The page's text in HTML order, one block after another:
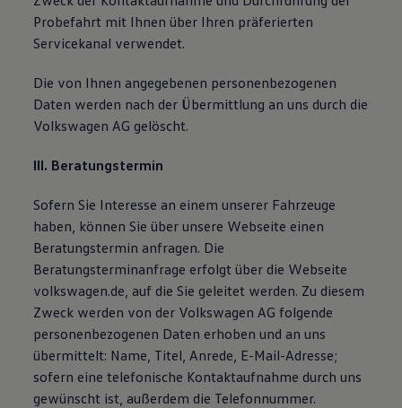
Probefahrt mit Ihnen über Ihren präferierten
Servicekanal verwendet.
Die von Ihnen angegebenen personenbezogenen
Daten werden nach der Übermittlung an uns durch die
Volkswagen AG gelöscht.
III. Beratungstermin
Sofern Sie Interesse an einem unserer Fahrzeuge
haben, können Sie über unsere Webseite einen
Beratungstermin anfragen. Die
Beratungsterminanfrage erfolgt über die Webseite
volkswagen.de, auf die Sie geleitet werden. Zu diesem
Zweck werden von der Volkswagen AG folgende
personenbezogenen Daten erhoben und an uns
übermittelt: Name, Titel, Anrede, E-Mail-Adresse;
sofern eine telefonische Kontaktaufnahme durch uns
gewünscht ist, außerdem die Telefonnummer.